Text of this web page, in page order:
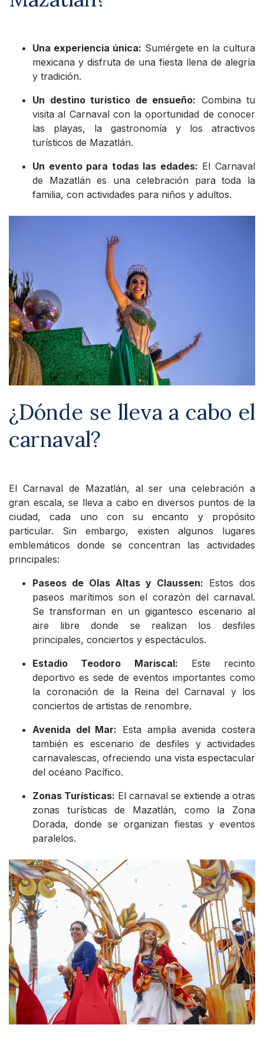
Una experiencia única: Sumérgete en la cultura
mexicana y disfruta de una fiesta llena de alegría
y tradición.
Un destino turístico de ensueño: Combina tu
visita al Carnaval con la oportunidad de conocer
las playas, la gastronomía y los atractivos
turísticos de Mazatlán.
Un evento para todas las edades: El Carnaval
de Mazatlán es una celebración para toda la
familia, con actividades para niños y adultos.
¿Dónde se lleva a cabo el
carnaval?
El Carnaval de Mazatlán, al ser una celebración a
gran escala, se lleva a cabo en diversos puntos de la
ciudad, cada uno con su encanto y propósito
particular. Sin embargo, existen algunos lugares
emblemáticos donde se concentran las actividades
principales:
Paseos de Olas Altas y Claussen: Estos dos
paseos marítimos son el corazón del carnaval.
Se transforman en un gigantesco escenario al
aire libre donde se realizan los desfiles
principales, conciertos y espectáculos.
Estadio Teodoro Mariscal: Este recinto
deportivo es sede de eventos importantes como
la coronación de la Reina del Carnaval y los
conciertos de artistas de renombre.
Avenida del Mar: Esta amplia avenida costera
también es escenario de desfiles y actividades
carnavalescas, ofreciendo una vista espectacular
del océano Pacífico.
Zonas Turísticas: El carnaval se extiende a otras
zonas turísticas de Mazatlán, como la Zona
Dorada, donde se organizan fiestas y eventos
paralelos.